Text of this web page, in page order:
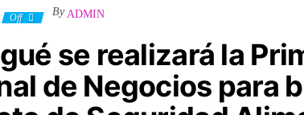
Off By ADMIN
se realizará la
de Negocios para